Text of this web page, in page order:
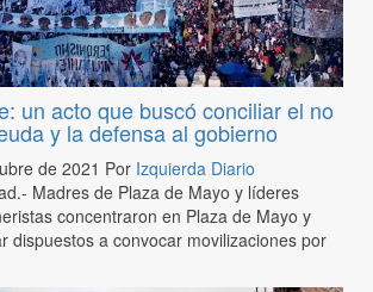
un acto que buscó conciliar el no
y la defensa al gobierno
de 2021 Por Izquierda Diario
Madres de Plaza de Mayo y líderes
concentraron en Plaza de Mayo y
dispuestos a convocar movilizaciones por